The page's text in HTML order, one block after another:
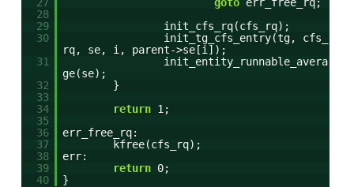
28
29
init_cfs_rq(cfs_rq);
30
init_tg_cfs_entry(tg, cfs_
rq, se, i, parent->se[i]);
31
init_entity_runnable_avera
ge(se);
32
}
33
34
return 1;
35
36
err_free_rq:
37
kfree(cfs_rq);
38
err:
39
return 0;
40
}